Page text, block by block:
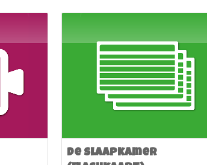
De slaapkamer